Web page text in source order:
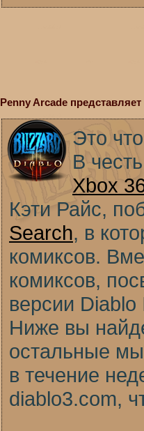
Penny Arcade
Это
В
Xbox
Кэти Райс,
Search, в
комиксов.
комиксов,
версии
Ниже вы
остальные
в течение
diablo3.com,